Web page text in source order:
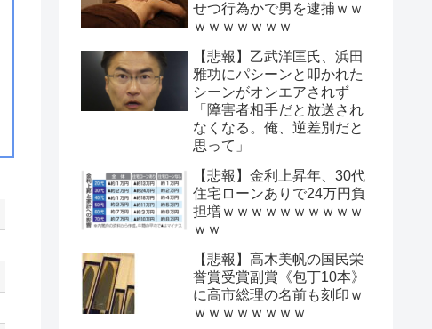
せつ行為かで男を逮捕ｗｗ
ｗｗｗｗｗｗｗ
【悲報】乙武洋匡氏、浜田
雅功にパシーンと叩かれた
シーンがオンエアされず
「障害者相手だと放送され
なくなる。俺、逆差別だと
思って」
【悲報】金利上昇年、30代
住宅ローンありで24万円負
担増ｗｗｗｗｗｗｗｗｗｗ
ｗｗ
【悲報】高木美帆の国民栄
誉賞受賞副賞《包丁10本》
に高市総理の名前も刻印ｗ
ｗｗｗｗｗｗｗｗ